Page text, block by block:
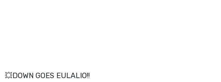
💥DOWN GOES EULALIO!!